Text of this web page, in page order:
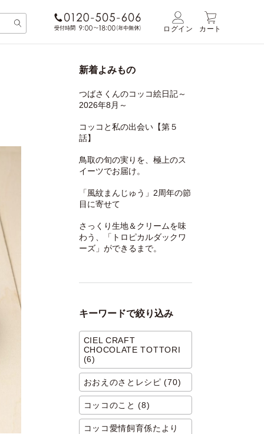
ログイン カート
新着よみもの
つばさくんのコッコ絵日記～
2026年8月～
コッコと私の出会い【第５
話】
鳥取の旬の実りを、極上のス
イーツでお届け。
「風紋まんじゅう」2周年の節
目に寄せて
さっくり生地＆クリームを味
わう、「トロピカルダックワ
ーズ」ができるまで。
キーワードで絞り込み
CIEL CRAFT
CHOCOLATE TOTTORI
(6)
おおえのさとレシピ (70)
コッコのこと (8)
コッコ愛情飼育係たより